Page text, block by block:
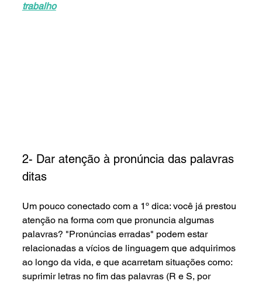
trabalho
2- Dar atenção à pronúncia das palavras
ditas
Um pouco conectado com a 1º dica: você já prestou
atenção na forma com que pronuncia algumas
palavras? "Pronúncias erradas" podem estar
relacionadas a vícios de linguagem que adquirimos
ao longo da vida, e que acarretam situações como:
suprimir letras no fim das palavras (R e S, por